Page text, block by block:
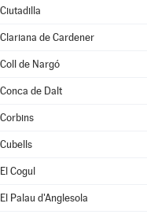
Ciutadilla
Clariana de Cardener
Coll de Nargó
Conca de Dalt
Corbins
Cubells
El Cogul
El Palau d'Anglesola